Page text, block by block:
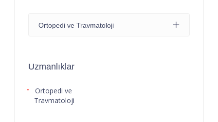
Ortopedi ve Travmatoloji
Uzmanlıklar
Ortopedi ve
Travmatoloji